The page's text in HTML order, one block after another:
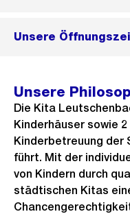
Unsere
Unsere
Die Kita
Kinderhäuser sowie
Kinderbetreuung der
führt. Mit der
von Kindern durch
städtischen Kitas